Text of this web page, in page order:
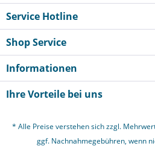
Service Hotline
Shop Service
Informationen
Ihre Vorteile bei uns
* Alle Preise verstehen sich zzgl.
ggf. Nachnahmegebühren, wenn